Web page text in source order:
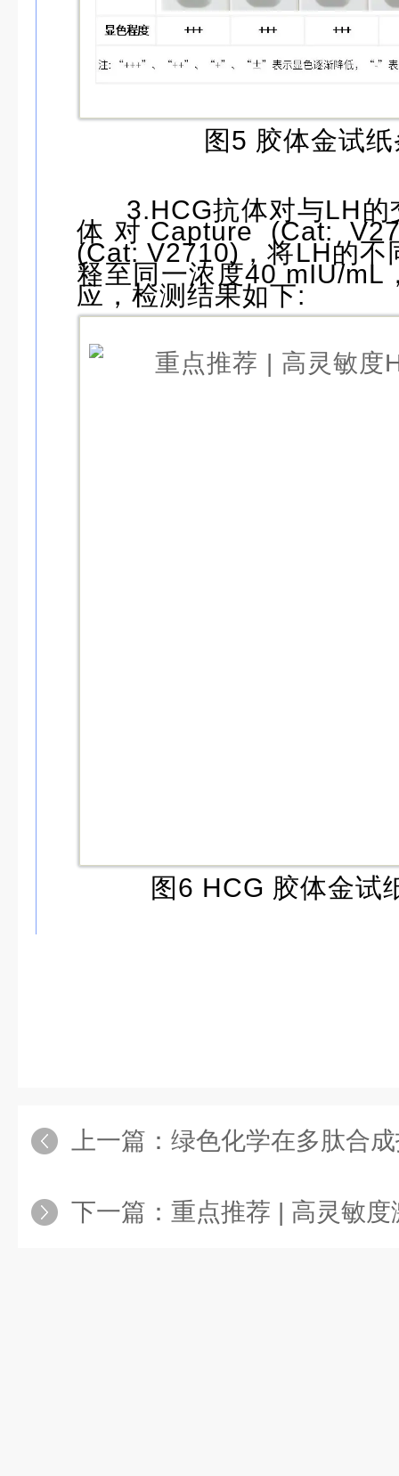
图5 胶体金试
3.HCG抗体对与LH
体对Capture (Cat:
(Cat: V2710)，将LH的不
释至同一浓度40 mIU/mL
应，检测结果如下:
图6 HCG 胶体金试
上一篇： 绿色化学在多肽合
下一篇： 重点推荐 | 高灵敏度